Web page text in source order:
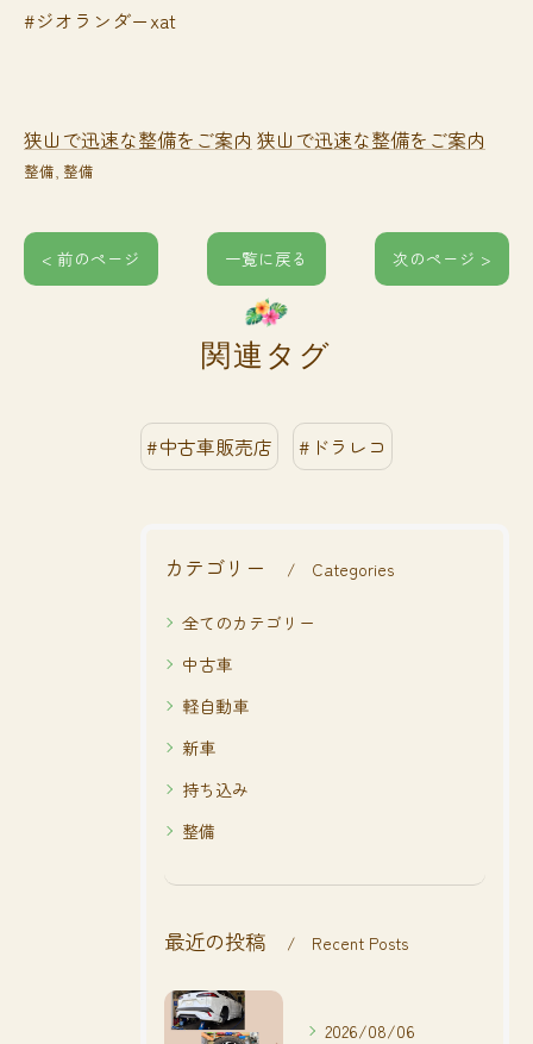
#ジオランダーxat
狭山で迅速な整備をご案内 狭山で迅速な整備をご案内
整備 整備
< 前のページ 一覧に戻る 次のページ >
関連タグ
#中古車販売店 #ドラレコ
カテゴリー Categories
全てのカテゴリー
中古車
軽自動車
新車
持ち込み
整備
最近の投稿 Recent Posts
2026/08/06